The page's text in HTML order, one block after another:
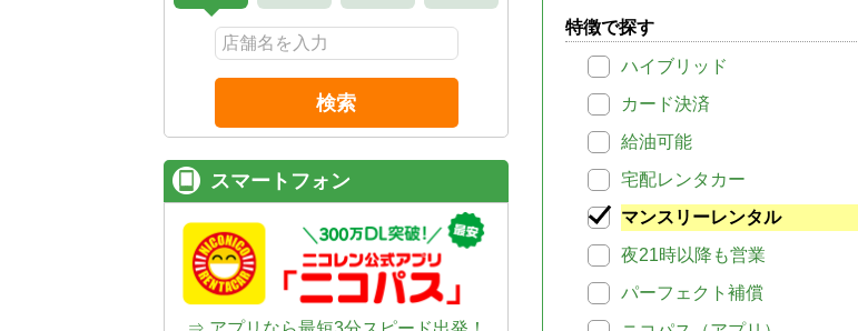
特徴で探す
ハイブリッド
カード決済
給油可能
宅配レンタカー
マンスリーレンタル
夜21時以降も営業
パーフェクト補償
検索
スマートフォン